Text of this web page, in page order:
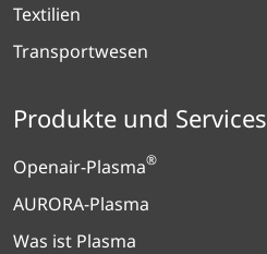
Textilien
Transportwesen
Produkte und Services
Openair-Plasma®
AURORA-Plasma
Was ist Plasma